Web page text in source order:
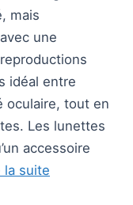
mais
une
idéal entre
oculaire, tout en
Les lunettes
accessoire
la suite